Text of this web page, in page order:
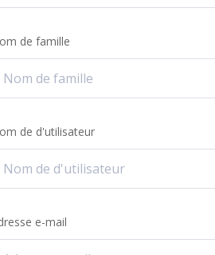
de famille
de d'utilisateur
e-mail